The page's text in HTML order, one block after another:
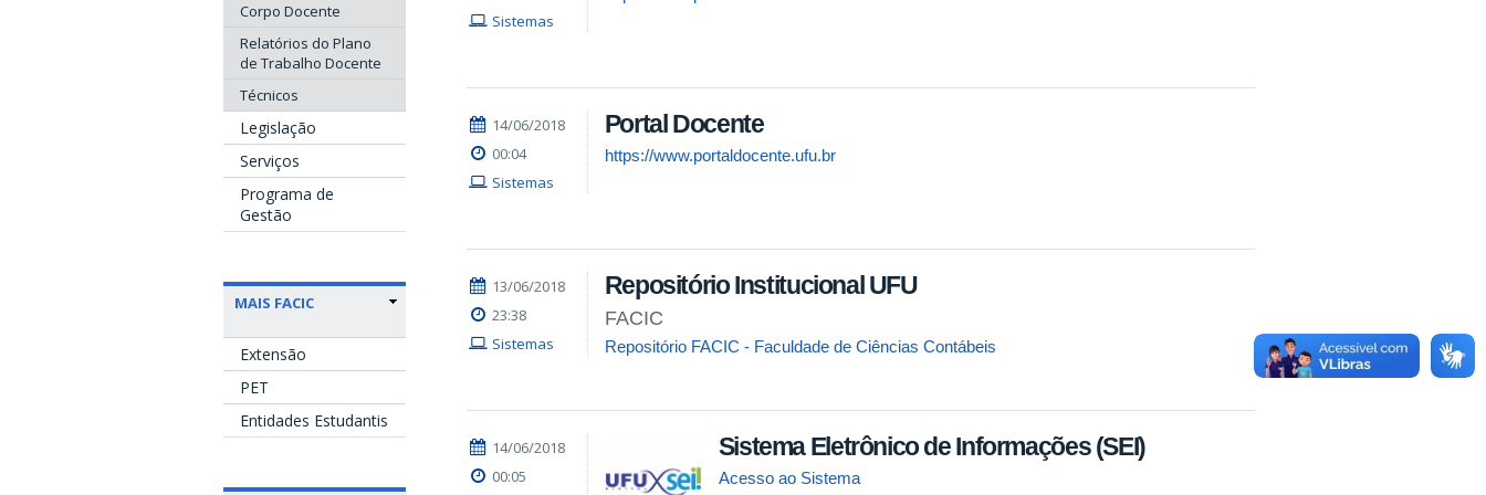
Corpo Docente
Relatórios do Plano
de Trabalho Docente
Técnicos
Legislação
Serviços
Programa de
Gestão
MAIS FACIC
Extensão
PET
Entidades Estudantis
Sistemas
14/06/2018
00:04
Sistemas
Portal Docente
https://www.portaldocente.ufu.br
13/06/2018
23:38
Sistemas
Repositório Institucional UFU
FACIC
Repositório FACIC - Faculdade de Ciências Contábeis
14/06/2018
00:05
Sistema Eletrônico de Informações (SEI)
Acesso ao Sistema